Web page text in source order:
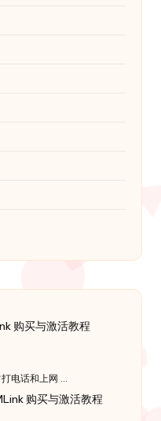
购买与激活教程
电话和上网 …
购买与激活教程